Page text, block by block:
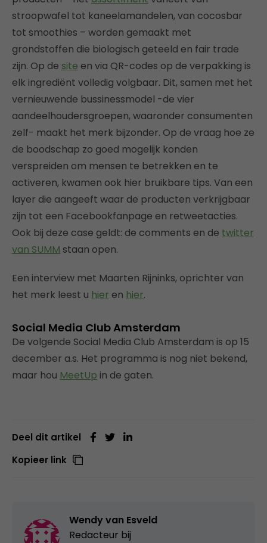
stroopwafel tot kaneelamandelen, van cocosbar
tot smoothies – worden gemaakt met
grondstoffen die biologisch geteeld en fair trade
zijn. Op de site en via QR-codes op de verpakking is
elk ingrediënt volledig volgbaar. Dit, samen met het
vernieuwende bussinessmodel -de vier
aandeelhoudersgroepen, waaronder consumenten
zelf- maakt het merk bijzonder. Op de vraag hoe ze
de boodschap zo goed mogelijk konden
verspreiden om mensen te betrekken en te
activeren, kwamen ook hier bruikbare tips. Van een
layer die aangeeft waar de producten verkrijgbaar
zijn tot een Facebookfanpage en retweetacties.
Ook bij deze case geldt: de comments en de twitter
van SUMM staan open.
Een interview met Maarten Rijninks, oprichter van
het merk leest u hier en hier.
Social Media Club Amsterdam
De volgende Social Media Club Amsterdam is op 15
december a.s. Het programma is nog niet bekend,
maar hou MeetUp in de gaten.
Deel dit artikel
Kopieer link
Wendy van Esveld
Redacteur bij